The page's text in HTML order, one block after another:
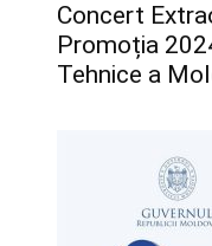
Concert
Promoția
Tehnice a